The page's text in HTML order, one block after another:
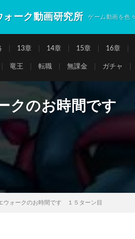
ーク動画研究所 ゲーム動画を色
13章 14章 15章 16章
竜王 転職 無課金 ガチャ
クのお時間です
ウォークのお時間です １５ターン目